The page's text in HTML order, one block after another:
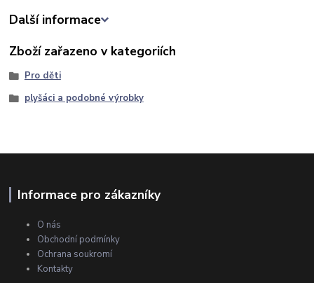
Další informace
Zboží zařazeno v kategoriích
Pro děti
plyšáci a podobné výrobky
Informace pro zákazníky
O nás
Obchodní podmínky
Ochrana soukromí
Kontakty